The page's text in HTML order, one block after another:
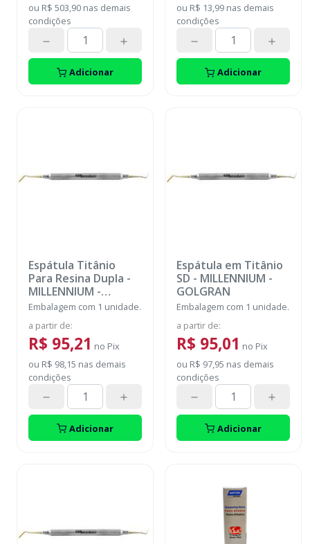
ou R$ 503,90 nas demais
condições
Adicionar
ou R$ 13,99 nas demais
condições
Adicionar
Espátula Titânio
Para Resina Dupla -
MILLENNIUM -
GOLGRAN
Embalagem com 1 unidade.
a partir de:
R$ 95,21 no Pix
ou R$ 98,15 nas demais
condições
Adicionar
Espátula em Titânio
SD - MILLENNIUM -
GOLGRAN
Embalagem com 1 unidade.
a partir de:
R$ 95,01 no Pix
ou R$ 97,95 nas demais
condições
Adicionar